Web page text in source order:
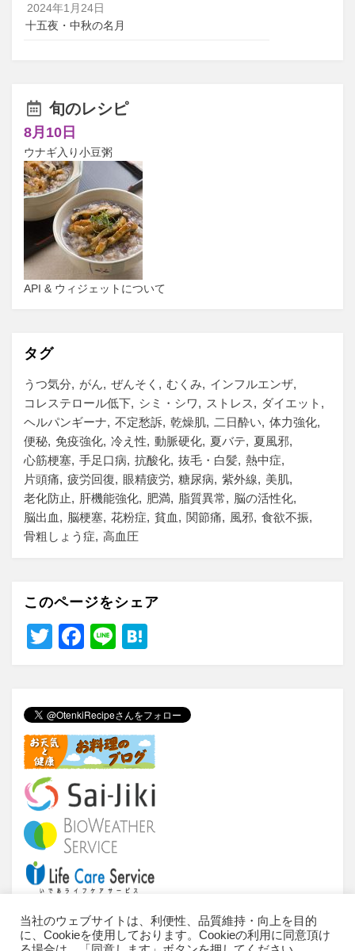
2024年1月24日
十五夜・中秋の名月
旬のレシピ
8月10日
ウナギ入り小豆粥
API & ウィジェットについて
タグ
うつ気分 がん ぜんそく むくみ
インフルエンザ
コレステロール低下
シミ・シワ ストレス
ダイエット
ヘルパンギーナ
不定愁訴 乾燥肌 二日酔い
体力強化
便秘 免疫強化 冷え性 動脈硬化 夏バテ
夏風邪
心筋梗塞 手足口病 抗酸化 抜毛・白髪 熱中症
片頭痛
疲労回復 眼精疲労 糖尿病 紫外線
美肌
老化防止
肝機能強化 肥満 脂質異常
脳の活性化
脳出血
脳梗塞 花粉症 貧血 関節痛 風邪 食欲不振
骨粗しょう症
高血圧
このページをシェア
T
er
F
e
b
o
o
k
Li
n
a
当サイトについて ご利用条件 推奨環境
当社のウェブサイトは、利便性、品質維持・向上を目的
に、Cookieを使用しております。Cookieの利用に同意頂け